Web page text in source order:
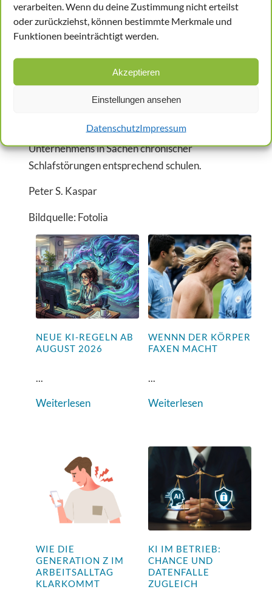
verarbeiten. Wenn du deine Zustimmung nicht erteilst
oder zurückziehst, können bestimmte Merkmale und
Funktionen beeinträchtigt werden.
Akzeptieren
Einstellungen ansehen
DatenschutzImpressum
(Lesen, Tablet, Fernsehen), Zimmerabdunklung
reichen, bis hin zu Empfehlungen zu Schichtplan
Expertise zur Schichtplanung, Verringerung von
Überstunden und Ruhezeiten mit einbringen.
Betriebsärzte auch das Führungspersonal eines
Unternehmens in Sachen chronischer
Schlafstörungen entsprechend schulen.
Peter S. Kaspar
Bildquelle: Fotolia
NEUE KI-REGELN AB
AUGUST 2026
...
Weiterlesen
WENNN DER KÖRPER
FAXEN MACHT
...
Weiterlesen
WIE DIE
GENERATION Z IM
ARBEITSALLTAG
KLARKOMMT
KI IM BETRIEB:
CHANCE UND
DATENFALLE
ZUGLEICH